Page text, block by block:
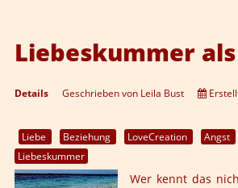
Liebeskummer
Details Geschrieben von Leila Bust
Liebe Beziehung LoveCreation Angst
Liebeskummer
Wer kennt das